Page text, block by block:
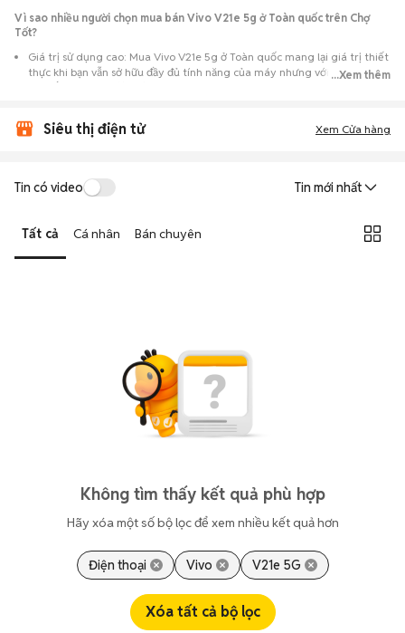
Vì sao nhiều người chọn mua bán Vivo V21e 5g ở Toàn quốc trên Chợ
Tốt?
Giá trị sử dụng cao: Mua Vivo V21e 5g ở Toàn quốc mang lại giá trị thiết
thực khi bạn vẫn sở hữu đầy đủ tính năng của máy nhưng với chi phí đầu
tư thấp hơn máy đập hộp.
5g ở Toàn quốc, đáp ứng từ nhu cầu cần máy đẹp keng đến máy chỉ cần
hoạt động ổn định.
thận, test loa, camera, wifi... để đảm bảo máy không có lỗi phát sinh.
hai bên trao đổi giá cả linh hoạt và có thể chốt giao dịch ngay trong
ngày.
...Xem thêm
Siêu thị điện tử Xem Cửa hàng
Tin có video Tin mới nhất
Tất cả Cá nhân Bán chuyên
Không tìm thấy kết quả phù hợp
Hãy xóa một số bộ lọc để xem nhiều kết quả hơn
Điện thoại Vivo V21e 5G
Xóa tất cả bộ lọc